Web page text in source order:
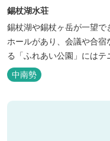
錫杖湖水荘
錫杖湖や錫杖ヶ岳が一望
ホールがあり、会議や合
る「ふれあい公園」にはテ
でのびのびと楽しむことが
中南勢